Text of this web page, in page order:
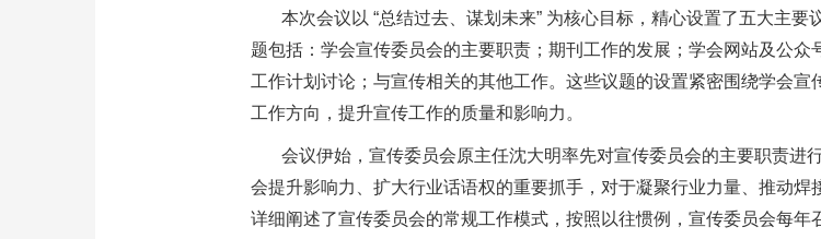
本次会议以 “总结过去、谋划未来” 为核心目标，精心设置了五大主
题包括：学会宣传委员会的主要职责；期刊工作的发展；学会网站及公
工作计划讨论；与宣传相关的其他工作。这些议题的设置紧密围绕学会
工作方向，提升宣传工作的质量和影响力。
会议伊始，宣传委员会原主任沈大明率先对宣传委员会的主要职责进
会提升影响力、扩大行业话语权的重要抓手，对于凝聚行业力量、推动
详细阐述了宣传委员会的常规工作模式，按照以往惯例，宣传委员会每